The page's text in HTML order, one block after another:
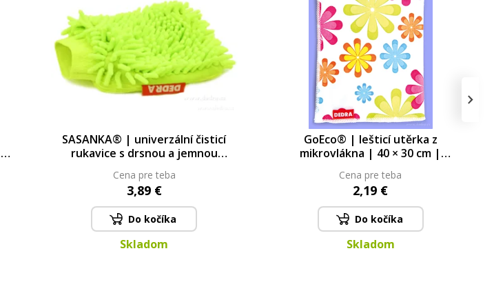
|
SASANKA® | univerzální čisticí
rukavice s drsnou a jemnou
Cena pre teba
3,89 €
Do kočíka
Skladom
GoEco® | lešticí utěrka z
mikrovlákna | 40 × 30 cm |
Cena pre teba
2,19 €
Do kočíka
Skladom
›